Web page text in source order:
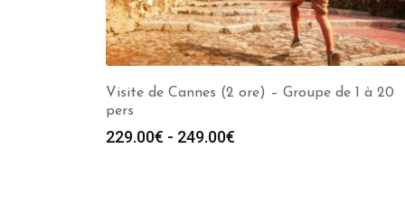
Visite de Cannes (2 ore) – Groupe de 1 à 20
pers
229.00€ - 249.00€